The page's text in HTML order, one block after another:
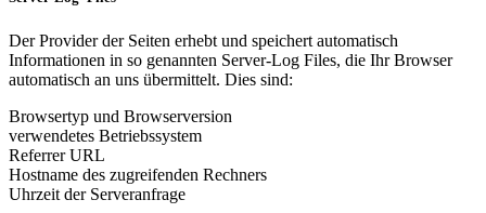
Der Provider der Seiten erhebt und speichert automatisch
Informationen in so genannten Server-Log Files, die Ihr Browser
automatisch an uns übermittelt. Dies sind:
Browsertyp und Browserversion
verwendetes Betriebssystem
Referrer URL
Hostname des zugreifenden Rechners
Uhrzeit der Serveranfrage